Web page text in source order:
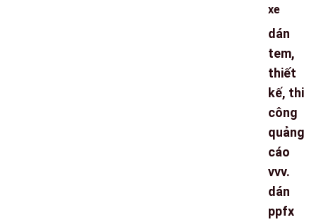
xe
dán
tem,
thiết
kế, thi
công
quảng
cáo
vvv.
dán
ppfx